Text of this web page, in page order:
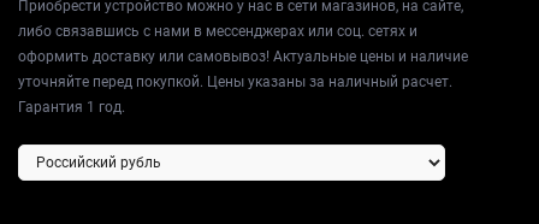
Приобрести устройство можно у нас в сети магазинов, на сайте,
либо связавшись с нами в мессенджерах или соц. сетях и
оформить доставку или самовывоз! Актуальные цены и наличие
уточняйте перед покупкой. Цены указаны за наличный расчет.
Гарантия 1 год.